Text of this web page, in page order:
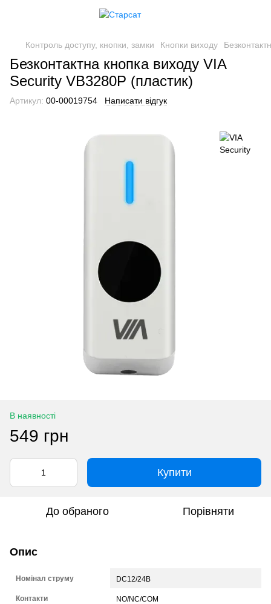
Контроль доступу, кнопки, замки Кнопки виходу
Безконтактна кнопка виходу VIA
Security VB3280P (пластик)
Артикул: 00-00019754 Написати відгук
В наявності
549 грн
Купити
До обраного Порівняти
Опис
Номінал струму DC12/24В
Контакти NO/NC/COM